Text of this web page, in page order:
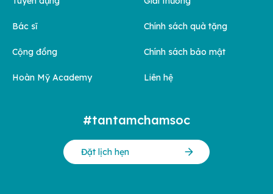
Bác sĩ
Cộng đồng
Hoàn Mỹ Academy
Chính sách quà tặng
Chính sách bảo mật
Liên hệ
#tantamchamsoc
Đặt lịch hẹn